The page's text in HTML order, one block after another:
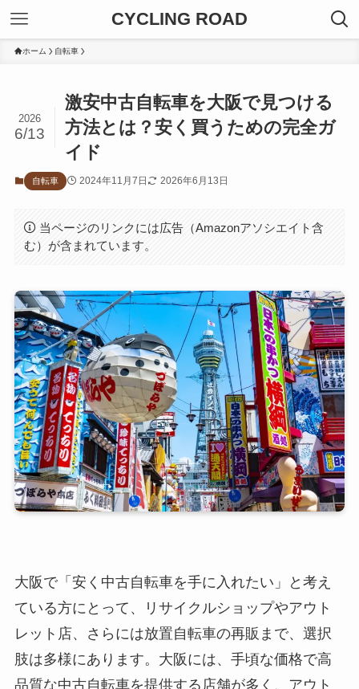
CYCLING ROAD
ホーム 自転車
激安中古自転車を大阪で見つける
方法とは？安く買うための完全ガ
イド
2026
6/13
自転車 2024年11月7日 2026年6月13日
当ページのリンクには広告（Amazonアソシエイト含
む）が含まれています。
大阪で「安く中古自転車を手に入れたい」と考え
ている方にとって、リサイクルショップやアウト
レット店、さらには放置自転車の再販まで、選択
肢は多様にあります。大阪には、手頃な価格で高
品質な中古自転車を提供する店舗が多く、アウト